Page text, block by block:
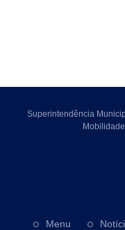
Superintendência
Menu